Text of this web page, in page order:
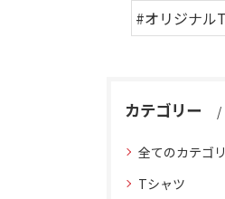
#オリジナル
カテゴリー
全てのカテゴ
Tシャツ